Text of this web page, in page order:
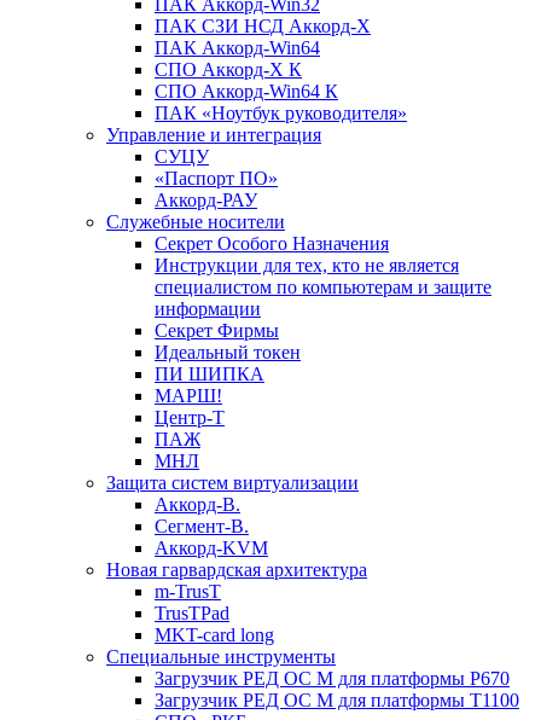
ПАК Аккорд-Win32
ПАК СЗИ НСД Аккорд-X
ПАК Аккорд-Win64
СПО Аккорд-X К
СПО Аккорд-Win64 К
ПАК «Ноутбук руководителя»
Управление и интеграция
СУЦУ
«Паспорт ПО»
Аккорд-РАУ
Служебные носители
Секрет Особого Назначения
Инструкции для тех, кто не является
специалистом по компьютерам и защите
информации
Секрет Фирмы
Идеальный токен
ПИ ШИПКА
МАРШ!
Центр-Т
ПАЖ
МНЛ
Защита систем виртуализации
Аккорд-В.
Сегмент-В.
Аккорд-KVM
Новая гарвардская архитектура
m-TrusT
TrusTPad
MKT-card long
Специальные инструменты
Загрузчик РЕД ОС М для платформы Р670
Загрузчик РЕД ОС М для платформы Т1100